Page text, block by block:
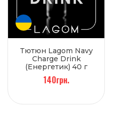
Тютюн Lagom Navy
Charge Drink
(Енергетик) 40 г
140грн.